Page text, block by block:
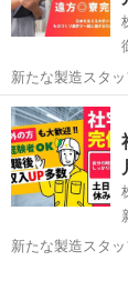
新たな製造スタ
て、生産性を向
がない方でも、
応募くださ
大阪 大阪市
新たな製造スタ